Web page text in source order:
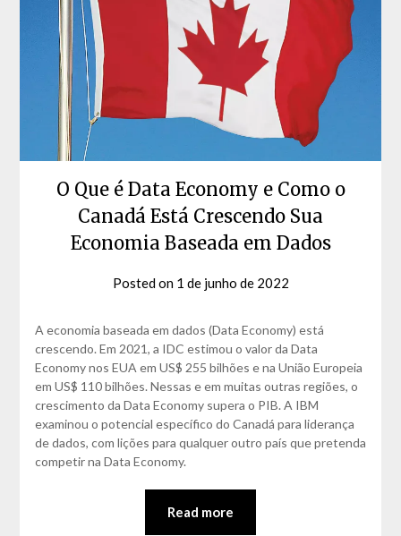
O Que é Data Economy e Como o
Canadá Está Crescendo Sua
Economia Baseada em Dados
Posted on 1 de junho de 2022
Matos
A economia baseada em dados (Data Economy) está
crescendo. Em 2021, a IDC estimou o valor da Data
Economy nos EUA em US$ 255 bilhões e na União Europeia
em US$ 110 bilhões. Nessas e em muitas outras regiões, o
crescimento da Data Economy supera o PIB. A IBM
examinou o potencial específico do Canadá para liderança
de dados, com lições para qualquer outro país que pretenda
competir na Data Economy.
Read more